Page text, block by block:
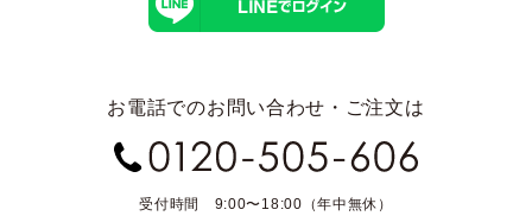
お電話でのお問い合わせ・ご注文は
受付時間 9:00〜18:00（年中無休）